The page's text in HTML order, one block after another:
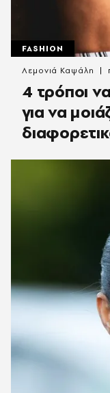
FASHION
4 τρόποι
για να
Λεμονιά Καψάλη